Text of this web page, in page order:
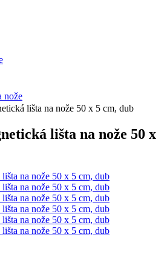
nože
lišta na nože 50 x 5 cm, dub
lišta na nože 50 x